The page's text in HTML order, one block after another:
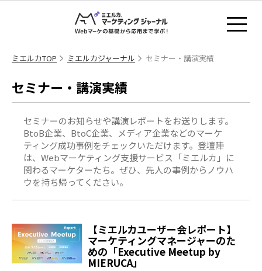
ミエルカTOP ミエルカジャーナル セミナー・講演実績
セミナー・講演実績
セミナーのお知らせや講演レポートをお送りします。
BtoB企業、BtoC企業、メディア企業などのマーケ
ティング成功事例をチェックいただけます。登壇陣
は、Webマーケティング支援サービス「ミエルカ」に
関わるマーケターたち。ぜひ、先人の事例からノウハ
ウを持ち帰ってください。
【ミエルカユーザー会レポート】
マーケティングマネージャーのた
めの「Executive Meetup by
MIERUCA」